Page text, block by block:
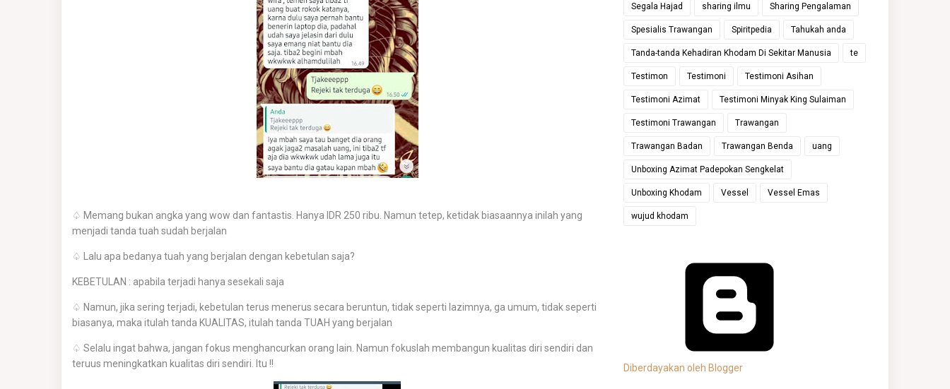
♤ Memang bukan angka yang wow dan fantastis. Hanya IDR 250 ribu. Namun tetep, ketidak biasaannya inilah yang
menjadi tanda tuah sudah berjalan
♤ Lalu apa bedanya tuah yang berjalan dengan kebetulan saja?
KEBETULAN : apabila terjadi hanya sesekali saja
♤ Namun, jika sering terjadi, kebetulan terus menerus secara beruntun, tidak seperti lazimnya, ga umum, tidak seperti
biasanya, maka itulah tanda KUALITAS, itulah tanda TUAH yang berjalan
♤ Selalu ingat bahwa, jangan fokus menghancurkan orang lain. Namun fokuslah membangun kualitas diri sendiri dan
teruus meningkatkan kualitas diri sendiri. Itu !!
Segala Hajad sharing ilmu Sharing Pengalaman
Spesialis Trawangan Spiritpedia Tahukah anda
Tanda-tanda Kehadiran Khodam Di Sekitar Manusia te
Testimon Testimoni Testimoni Asihan
Testimoni Azimat Testimoni Minyak King Sulaiman
Testimoni Trawangan Trawangan
Trawangan Badan Trawangan Benda uang
Unboxing Azimat Padepokan Sengkelat
Unboxing Khodam Vessel Vessel Emas
wujud khodam
Diberdayakan oleh Blogger